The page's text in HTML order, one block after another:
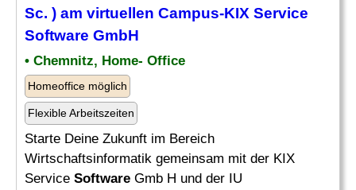
Sc. ) am virtuellen Campus-KIX Service
Software GmbH
• Chemnitz, Home- Office
Homeoffice möglich
Flexible Arbeitszeiten
Starte Deine Zukunft im Bereich
Wirtschaftsinformatik gemeinsam mit der KIX
Service Software Gmb H und der IU